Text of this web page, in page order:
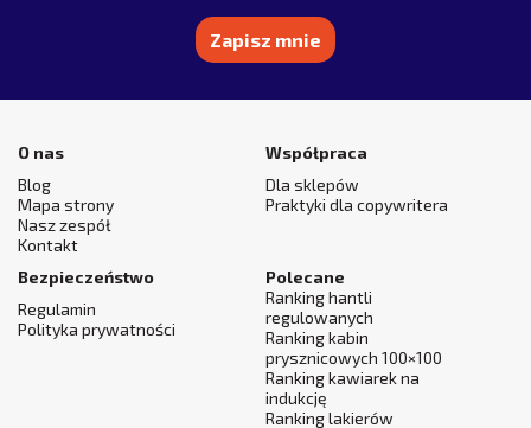
O nas
Blog
Mapa strony
Nasz zespół
Kontakt
Współpraca
Dla sklepów
Praktyki dla copywritera
Bezpieczeństwo
Regulamin
Polityka prywatności
Polecane
Ranking hantli
regulowanych
Ranking kabin
prysznicowych 100×100
Ranking kawiarek na
indukcję
Ranking lakierów